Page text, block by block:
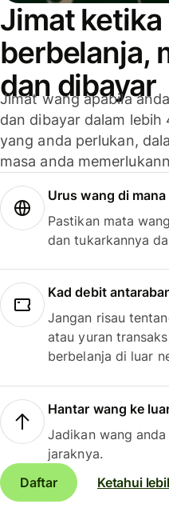
Jimat ketika
berbelanja,
dan dibayar
Jimat wang apabila
dan dibayar dalam lebih
yang anda perlukan,
masa anda
Urus wang di
Pastikan mata
dan tukarkannya
Kad debit
Jangan risau
atau yuran
berbelanja di luar
Hantar wang ke
Jadikan wang
jaraknya.
Daftar
Ketahui